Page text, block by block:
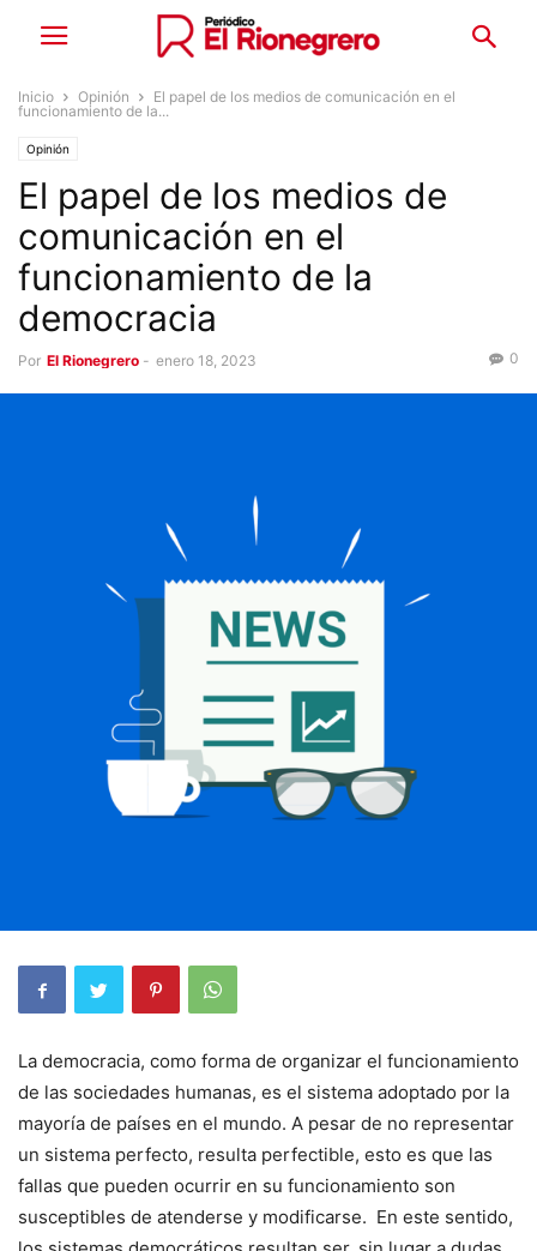
Inicio Opinión
El papel de los medios de comunicación en el
funcionamiento de la...
Opinión
El papel de los medios de
comunicación en el
funcionamiento de la
democracia
Por El Rionegrero - enero 18, 2023 0
La democracia, como forma de organizar el funcionamiento
de las sociedades humanas, es el sistema adoptado por la
mayoría de países en el mundo. A pesar de no representar
un sistema perfecto, resulta perfectible, esto es que las
fallas que pueden ocurrir en su funcionamiento son
susceptibles de atenderse y modificarse. En este sentido,